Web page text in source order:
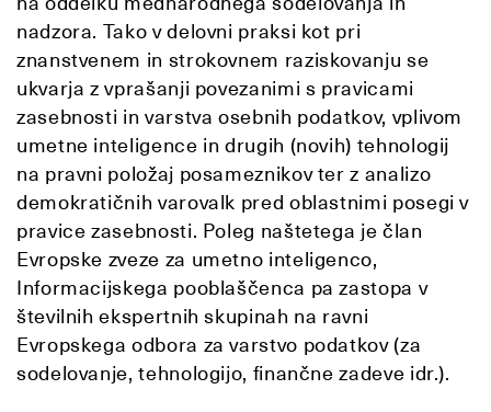
nadzora. Tako v delovni praksi kot pri
znanstvenem in strokovnem raziskovanju se
ukvarja z vprašanji povezanimi s pravicami
zasebnosti in varstva osebnih podatkov, vplivom
umetne inteligence in drugih (novih) tehnologij
na pravni položaj posameznikov ter z analizo
demokratičnih varovalk pred oblastnimi posegi v
pravice zasebnosti. Poleg naštetega je član
Evropske zveze za umetno inteligenco,
Informacijskega pooblaščenca pa zastopa v
številnih ekspertnih skupinah na ravni
Evropskega odbora za varstvo podatkov (za
sodelovanje, tehnologijo, finančne zadeve idr.).